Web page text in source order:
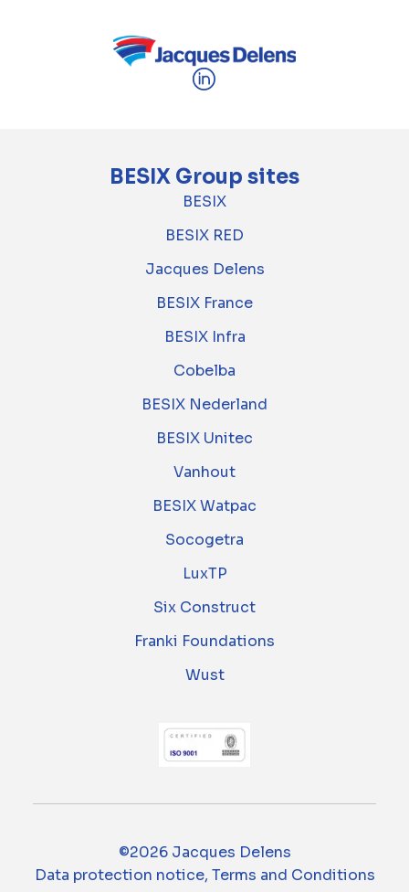
BESIX Group sites
BESIX
BESIX RED
Jacques Delens
BESIX France
BESIX Infra
Cobelba
BESIX Nederland
BESIX Unitec
Vanhout
BESIX Watpac
Socogetra
LuxTP
Six Construct
Franki Foundations
Wust
©2026 Jacques Delens
Data protection notice, Terms and Conditions